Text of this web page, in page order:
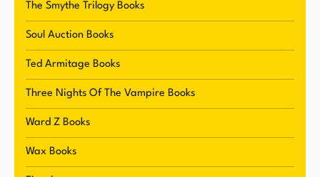
The Smythe Trilogy Books
Soul Auction Books
Ted Armitage Books
Three Nights Of The Vampire Books
Ward Z Books
Wax Books